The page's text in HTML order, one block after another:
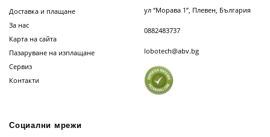
Доставка и плащане
За нас
Карта на сайта
Пазаруване на изплащане
Сервиз
Контакти
ул “Морава 1”, Плевен, България
0882483737
lobotech@abv.bg
Социални мрежи